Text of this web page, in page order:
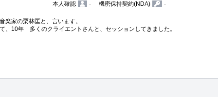
本人確認
- 機密保持契約(NDA) -
楽家の栗林匡と、言います。
、10年　多くのクライエントさんと、セッションしてきました。